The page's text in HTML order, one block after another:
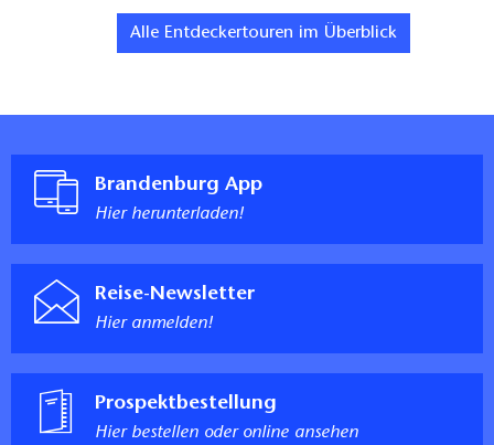
Alle Entdeckertouren im Überblick
Brandenburg App
Hier herunterladen!
Reise-Newsletter
Hier anmelden!
Prospektbestellung
Hier bestellen oder online ansehen